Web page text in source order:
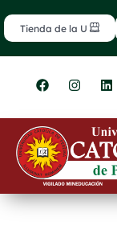
al
contenido
Tienda de la U
F
a
e
b
o
o
k
I
n
t
g
r
m
L
i
k
e
d
i
n